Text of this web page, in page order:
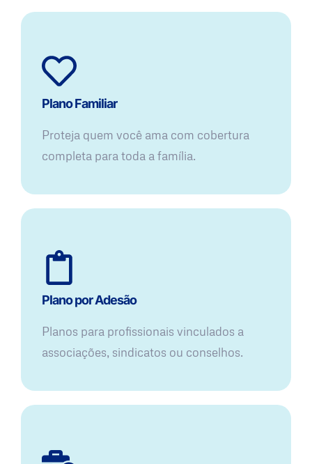
Plano Familiar
Proteja quem você ama com cobertura
completa para toda a família.
Plano por Adesão
Planos para profissionais vinculados a
associações, sindicatos ou conselhos.